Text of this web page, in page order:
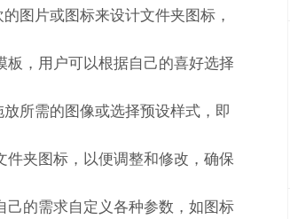
图片或图标来设计文件夹图标，
板，用户可以根据自己的喜好选择
所需的图像或选择预设样式，即
件夹图标，以便调整和修改，确保
己的需求自定义各种参数，如图标